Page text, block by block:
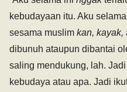
kebudayaan itu. Aku
sesama muslim kan, kayak,
dibunuh ataupun dibantai
saling mendukung, lah. Jadi
kebudaya atau apa. Jadi